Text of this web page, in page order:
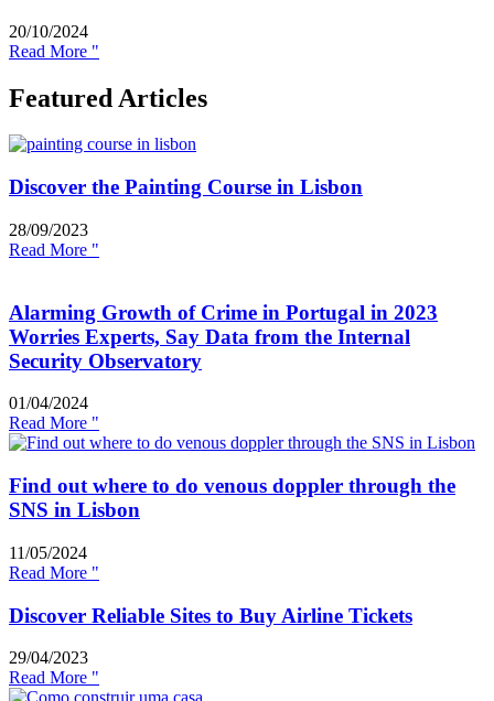
20/10/2024
Read More "
Featured Articles
Discover the Painting Course in Lisbon
28/09/2023
Read More "
Alarming Growth of Crime in Portugal in 2023
Worries Experts, Say Data from the Internal
Security Observatory
01/04/2024
Read More "
Find out where to do venous doppler through the
SNS in Lisbon
11/05/2024
Read More "
Discover Reliable Sites to Buy Airline Tickets
29/04/2023
Read More "